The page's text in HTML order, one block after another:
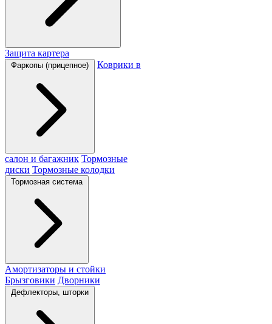
Защита картера
Фаркопы (прицепное) Коврики в
салон и багажник Тормозные
диски Тормозные колодки
Тормозная система
Амортизаторы и стойки
Брызговики Дворники
Дефлекторы, шторки